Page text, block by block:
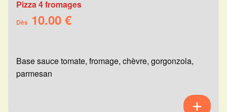
Pizza 4 fromages
Dès 10.00 €
Base sauce tomate, fromage, chèvre, gorgonzola,
parmesan